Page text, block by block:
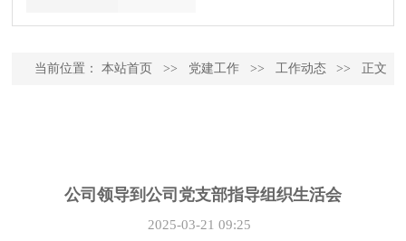
当前位置： 本站首页 >> 党建工作 >> 工作动态 >> 正文
公司领导到公司党支部指导组织生活会
2025-03-21 09:25